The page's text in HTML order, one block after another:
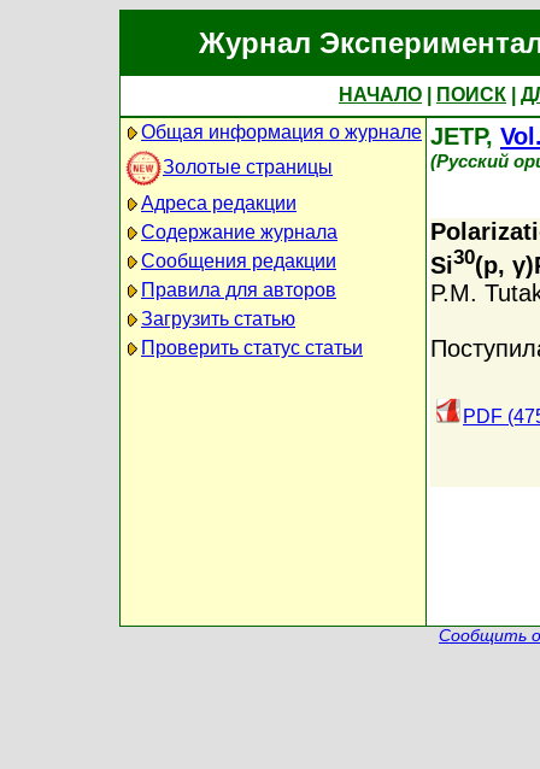
Журнал
НАЧАЛО ПОИСК
Общая информация о журнале
Золотые страницы
Адреса редакции
Содержание журнала
Сообщения редакции
Правила для авторов
Загрузить статью
Проверить статус статьи
JETP,
(Русский
Si30(p,
P.M.
PDF
Сообщить о